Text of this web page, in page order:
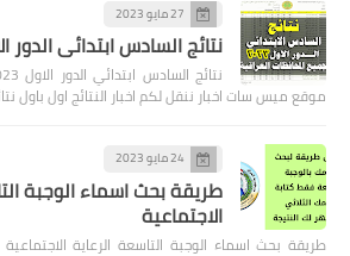
27 مايو 2023
نتائج السادس ابتدائي الدور
موقع ميس سات اخبار ننقل لكم اخبار النتائج اول باول
24 مايو 2023
طريقة بحث اسماء الوجبة
الاجتماعية
طريقة بحث اسماء الوجبة التاسعة الرعاية